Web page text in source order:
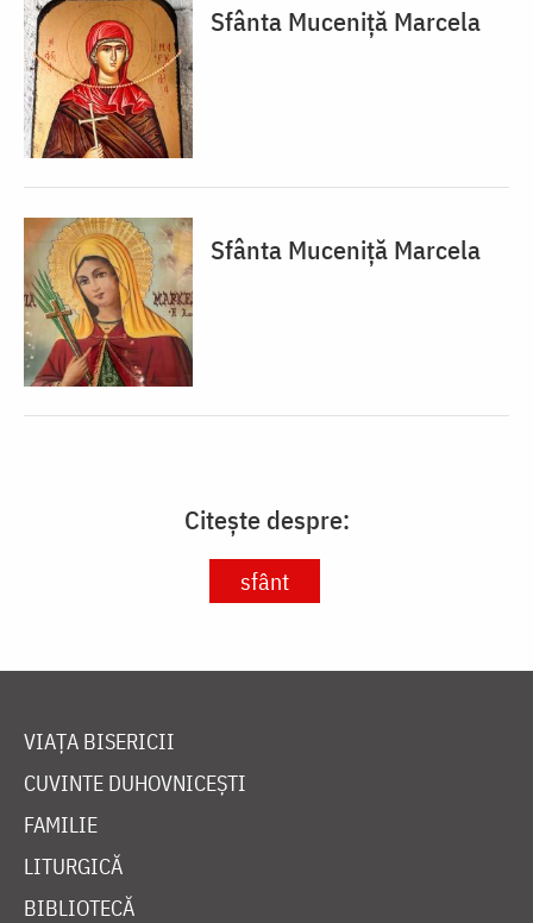
Sfânta Muceniță Marcela
Sfânta Muceniță Marcela
Citește despre:
sfânt
VIAȚA BISERICII
CUVINTE DUHOVNICEȘTI
FAMILIE
LITURGICĂ
BIBLIOTECĂ